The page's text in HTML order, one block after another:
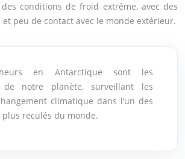
conditions de froid extrême, avec des
peu de contact avec le monde extérieur.
en Antarctique sont les
de notre planète, surveillant les
climatique dans l’un des
reculés du monde.